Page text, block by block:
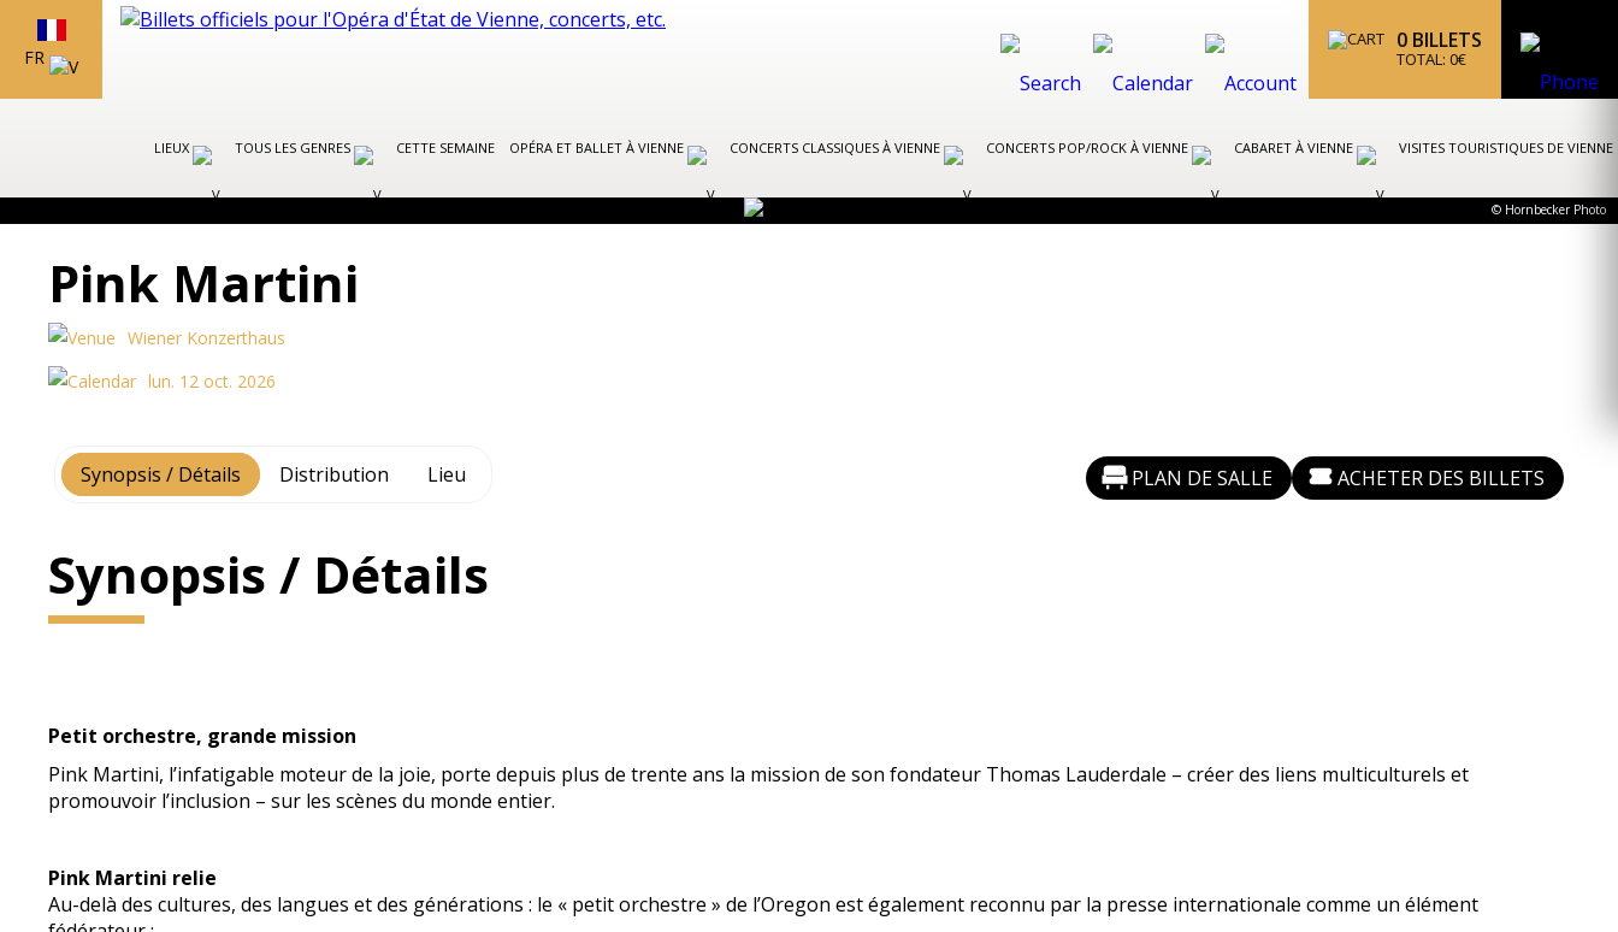
FR
0 BILLETS
TOTAL: 0€
LIEUX TOUS LES GENRES CETTE SEMAINE OPÉRA ET BALLET À VIENNE CONCERTS CLASSIQUES À VIENNE CONCERTS POP/ROCK À VIENNE CABARET À VIENNE VISITES TOURISTIQUES DE VIENNE
© Hornbecker Photo
Pink Martini
Wiener Konzerthaus
lun. 12 oct. 2026
Synopsis / Détails Distribution Lieu PLAN DE SALLE ACHETER DES BILLETS
Synopsis / Détails
Petit orchestre, grande mission
Pink Martini, l’infatigable moteur de la joie, porte depuis plus de trente ans la mission de son fondateur Thomas Lauderdale – créer des liens multiculturels et
promouvoir l’inclusion – sur les scènes du monde entier.
Pink Martini relie
Au-delà des cultures, des langues et des générations : le « petit orchestre » de l’Oregon est également reconnu par la presse internationale comme un élément